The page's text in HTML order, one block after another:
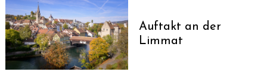
Auftakt an der
Limmat